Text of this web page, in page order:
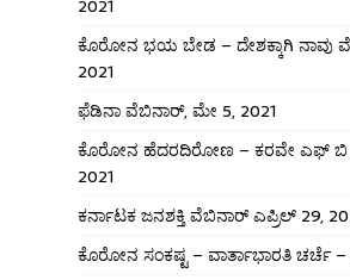
2021
ಕೊರೋನ ಭಯ ಬೇಡ – ದೇಶಕ್ಕಾಗಿ ನಾವು
2021
ಫೆಡಿನಾ ವೆಬಿನಾರ್, ಮೇ 5, 2021
ಕೊರೋನ ಹೆದರದಿರೋಣ – ಕರವೇ ಎಫ್ ಬಿ
2021
ಕರ್ನಾಟಕ ಜನಶಕ್ತಿ ವೆಬಿನಾರ್ ಎಪ್ರಿಲ್ 29,
ಕೊರೋನ ಸಂಕಷ್ಟ – ವಾರ್ತಾಭಾರತಿ ಚರ್ಚೆ –